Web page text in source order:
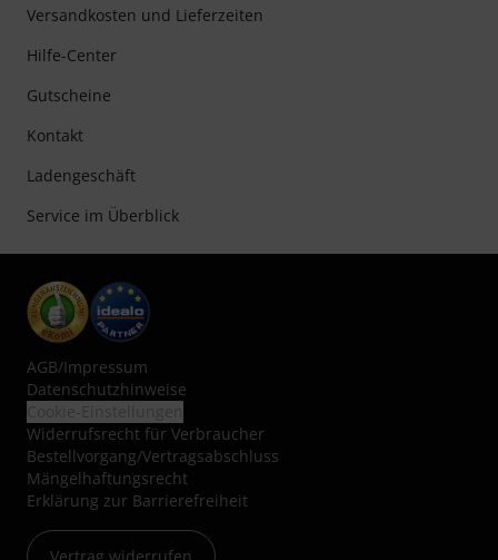
Versandkosten und Lieferzeiten
Hilfe-Center
Gutscheine
Kontakt
Ladengeschäft
Service im Überblick
AGB/Impressum
Datenschutzhinweise
Widerrufsrecht für Verbraucher
Bestellvorgang/Vertragsabschluss
Mängelhaftungsrecht
Erklärung zur Barrierefreiheit